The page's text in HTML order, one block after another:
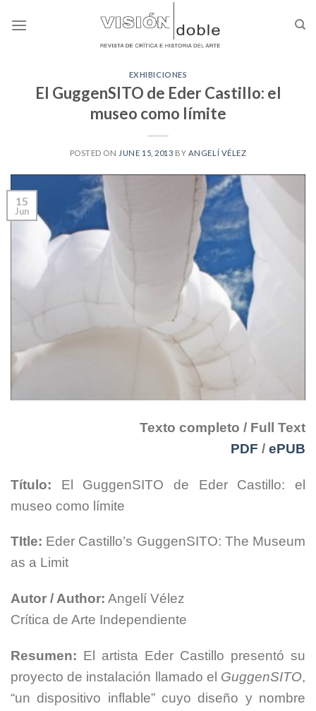
EXHIBICIONES
El GuggenSITO de Eder Castillo: el
museo como límite
POSTED ON JUNE 15, 2013 BY ANGELÍ VÉLEZ
15
Jun
Texto completo / Full Text
PDF / ePUB
Título: El GuggenSITO de Eder Castillo: el
museo como límite
TItle: Eder Castillo’s GuggenSITO: The Museum
as a Limit
Autor / Author: Angelí Vélez
Crítica de Arte Independiente
Resumen: El artista Eder Castillo presentó su
proyecto de instalación llamado el GuggenSITO,
“un dispositivo inflable” cuyo diseño y nombre